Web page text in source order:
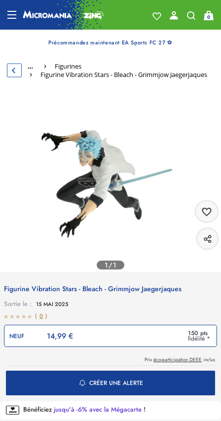
0
Précommandez maintenant EA Sports FC 27 ⚽
…
Figurines
Figurine Vibration Stars - Bleach - Grimmjow Jaegerjaques
1/1
Figurine Vibration Stars - Bleach - Grimmjow Jaegerjaques
Sortie le :
15 MAI 2025
( 0 )
NEUF 14,99 € 150 pts
fidélité *
Prix éco-participation DEEE inclus
CRÉER UNE ALERTE
Bénéficiez jusqu'à -6% avec la Mégacarte !